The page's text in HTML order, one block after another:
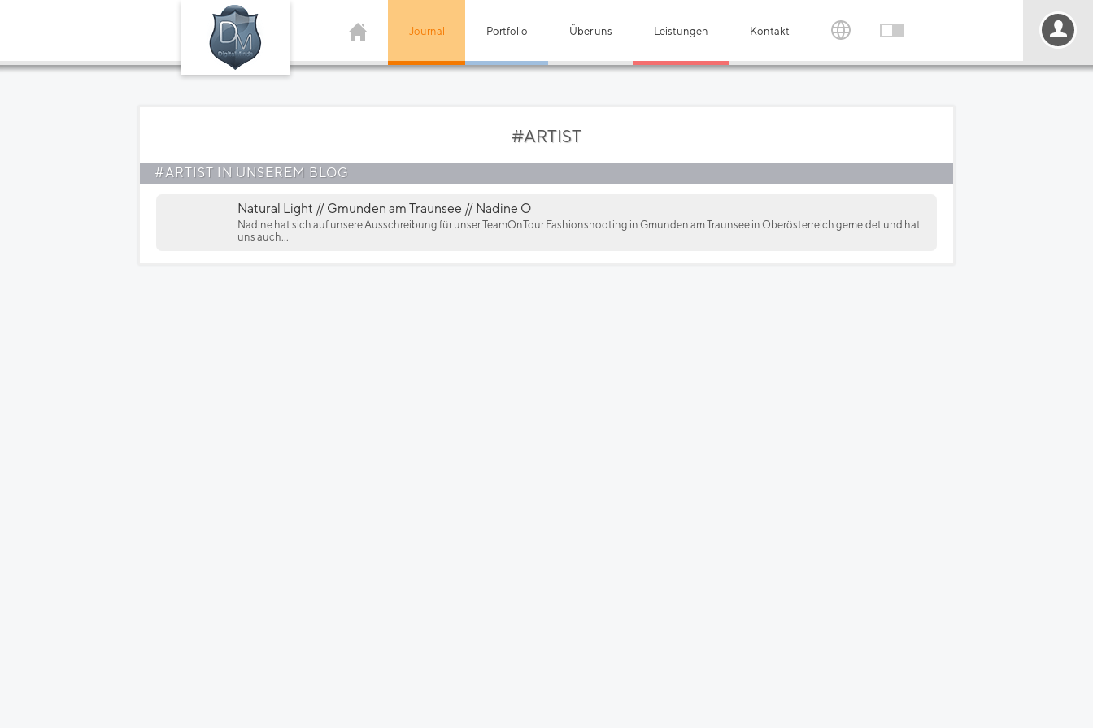
Journal Portfolio Über uns Leistungen Kontakt
#ARTIST
#ARTIST IN UNSEREM BLOG
Natural Light // Gmunden am Traunsee // Nadine O
Nadine hat sich auf unsere Ausschreibung für unser TeamOnTour Fashionshooting in Gmunden am Traunsee in Oberösterreich gemeldet und hat
uns auch...